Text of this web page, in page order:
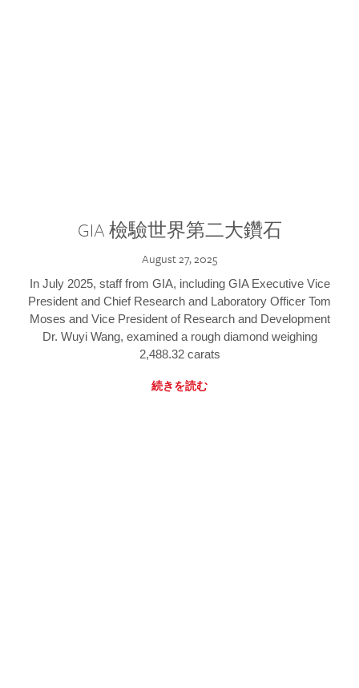
GIA 檢驗世界第二大鑽石
August 27, 2025
In July 2025, staff from GIA, including GIA Executive Vice
President and Chief Research and Laboratory Officer Tom
Moses and Vice President of Research and Development
Dr. Wuyi Wang, examined a rough diamond weighing
2,488.32 carats
続きを読む